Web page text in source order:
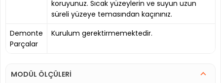
koruyunuz. Sıcak yüzeylerin ve suyun uzun
süreli yüzeye temasından kaçınınız.
Demonte
Parçalar
Kurulum gerektirmemektedir.
MODÜL ÖLÇÜLERİ